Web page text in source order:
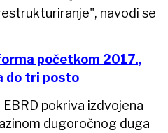
navodi se
početkom 2017.,
do tri posto
pokriva izdvojena
dugoročnog duga